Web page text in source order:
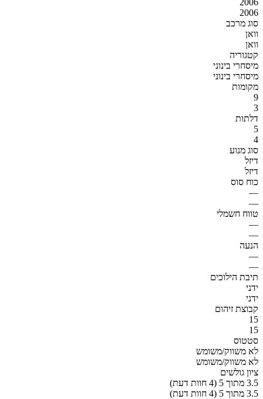
2006
סוג מרכב
וואן
וואן
קטגוריה
מיסחרי בינוני
מיסחרי בינוני
מקומות
9
3
דלתות
5
4
סוג מנוע
דיזל
דיזל
כוח סוס
—
—
טווח חשמלי
—
—
הנעה
—
—
תיבת הילוכים
ידני
ידני
קבוצת זיהום
15
15
סטטוס
לא משווק/משומש
לא משווק/משומש
ציון גולשים
3.5 מתוך 5 (4 חוות דעת)
3.5 מתוך 5 (4 חוות דעת)